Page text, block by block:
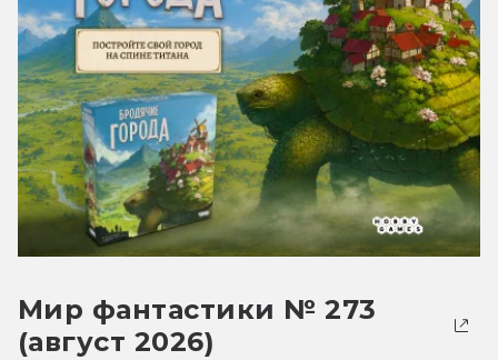
Мир фантастики № 273
(август 2026)